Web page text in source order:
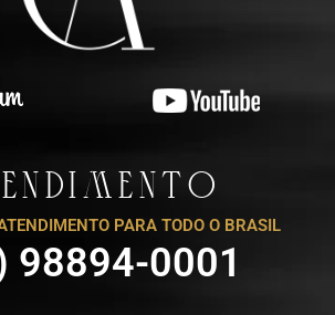
PARA TODO O BRASIL
98894-0001